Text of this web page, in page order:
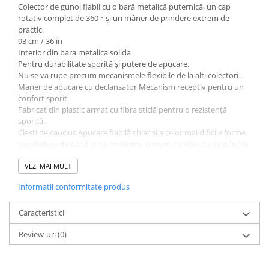
Colector de gunoi fiabil cu o bară metalică puternică, un cap
rotativ complet de 360 ° și un mâner de prindere extrem de
practic.
93 cm / 36 in
Interior din bara metalica solida
Pentru durabilitate sporită și putere de apucare.
Nu se va rupe precum mecanismele flexibile de la alti colectori .
Maner de apucare cu declansator Mecanism receptiv pentru un
confort sporit.
Fabricat din plastic armat cu fibra sticlă pentru o rezistență
sporită.
Clesti de cauciuc Apucare fiabilă chiar și a celor mai dificile forme.
4,5 kg.
Cap rotativ Accesarea zonelor înguste cu capul rotativ 360 °.
Maner din aluminiu Fiabil si rezistent la rugina.
Usor, proiectat pentru a reduce oboseala.
VEZI MAI MULT
Informatii conformitate produs
Caracteristici
Review-uri(0)